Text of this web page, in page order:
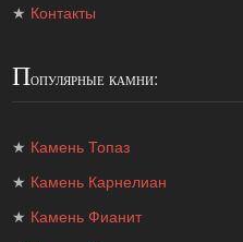
★ Контакты
Популярные камни:
★ Камень Топаз
★ Камень Карнелиан
★ Камень Фианит